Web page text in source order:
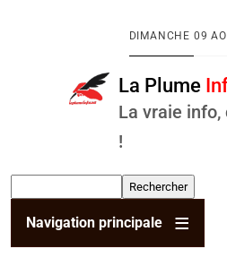
DIMANCHE 09
La Plume
La vraie info,
!
Navigation principale